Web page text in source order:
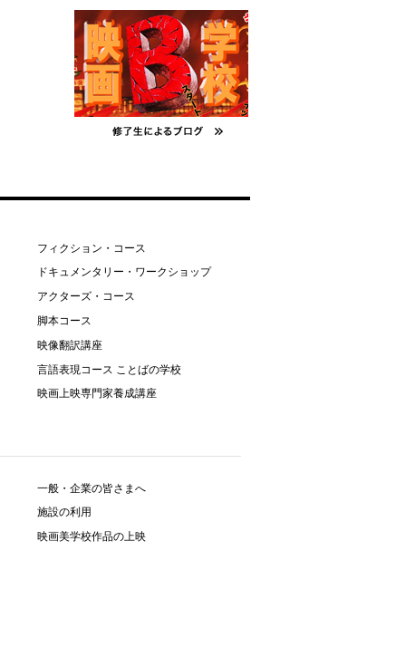
フィクション・コース
ドキュメンタリー・ワークショップ
アクターズ・コース
脚本コース
映像翻訳講座
言語表現コース ことばの学校
映画上映専門家養成講座
一般・企業の皆さまへ
施設の利用
映画美学校作品の上映